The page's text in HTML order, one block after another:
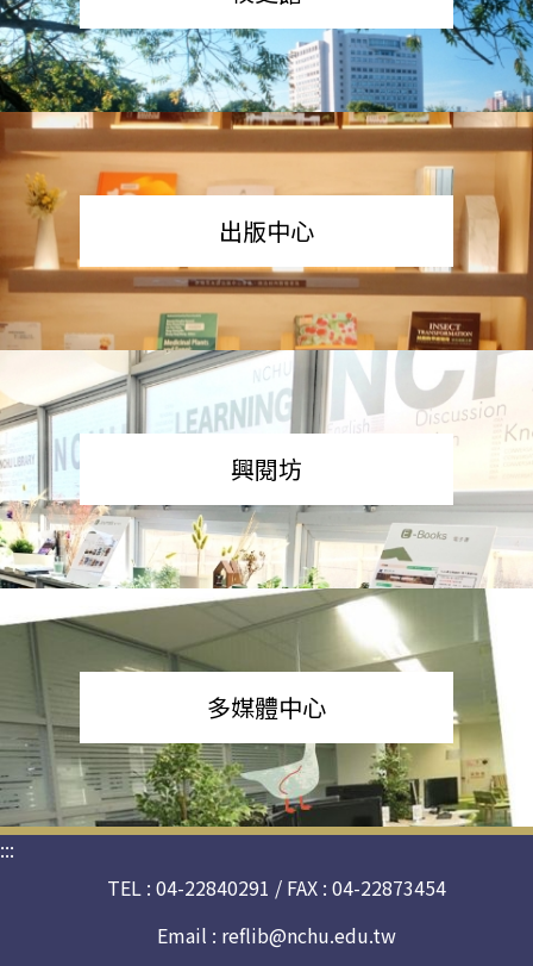
出版中心
興閱坊
多媒體中心
:::
TEL : 04-22840291 / FAX : 04-22873454
Email : reflib@nchu.edu.tw